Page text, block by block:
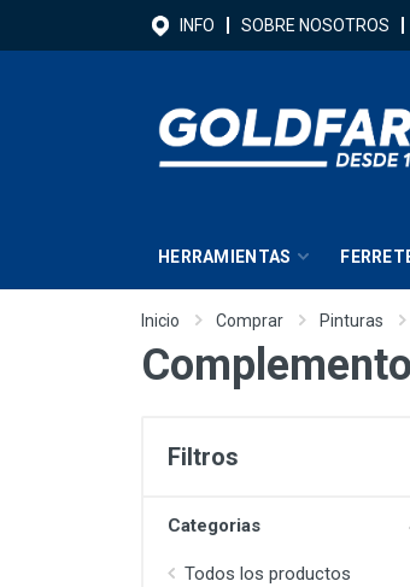
INFO SOBRE NOSOTROS
HERRAMIENTAS
Inicio Comprar Pinturas
Filtros
Categorias
Todos los productos